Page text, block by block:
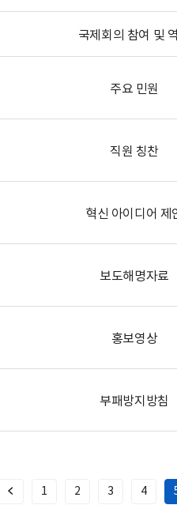
국제회의 참여 및
주요 민원
직원 칭찬
혁신 아이디어 제
보도해명자료
홍보영상
부패방지방침
이
1 2 3 4